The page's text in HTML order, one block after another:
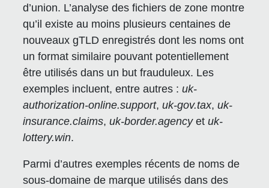
d’union. L’analyse des fichiers de zone montre
qu’il existe au moins plusieurs centaines de
nouveaux gTLD enregistrés dont les noms ont
un format similaire pouvant potentiellement
être utilisés dans un but frauduleux. Les
exemples incluent, entre autres :uk-
authorization-online.support,uk-gov.tax,uk-
insurance.claims,uk-border.agencyetuk-
lottery.win.
Parmi d’autres exemples récents de noms de
sous-domaine de marque utilisés dans des